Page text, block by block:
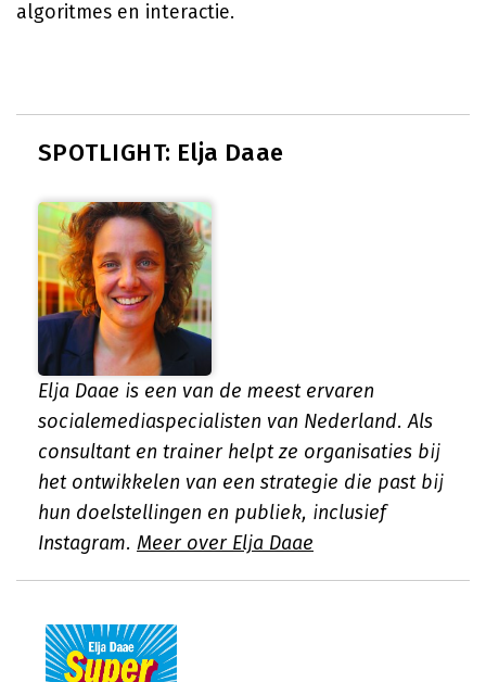
algoritmes en interactie.
SPOTLIGHT: Elja Daae
Elja Daae is een van de meest ervaren
socialemediaspecialisten van Nederland. Als
consultant en trainer helpt ze organisaties bij
het ontwikkelen van een strategie die past bij
hun doelstellingen en publiek, inclusief
Instagram. Meer over Elja Daae